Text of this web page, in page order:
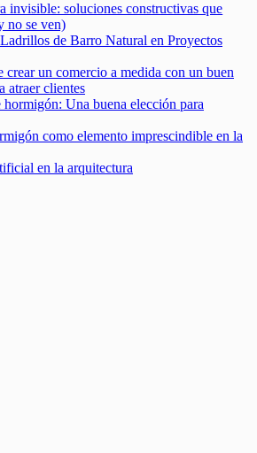
invisible: soluciones constructivas que
no se ven)
de Barro Natural en Proyectos
crear un comercio a medida con un buen
atraer clientes
hormigón: Una buena elección para
como elemento imprescindible en la
en la arquitectura